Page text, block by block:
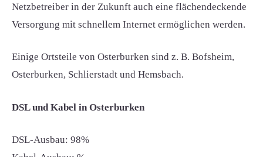
Netzbetreiber in der Zukunft auch eine flächendeckende
Versorgung mit schnellem Internet ermöglichen werden.
Einige Ortsteile von Osterburken sind z. B. Bofsheim,
Osterburken, Schlierstadt und Hemsbach.
DSL und Kabel in Osterburken
DSL-Ausbau: 98%